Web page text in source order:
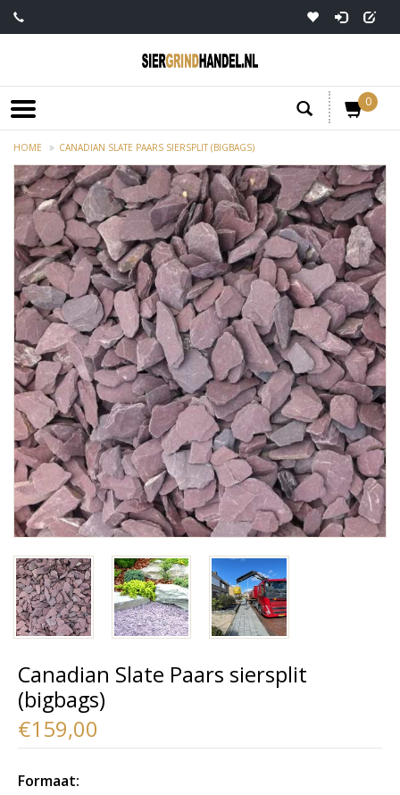
0
HOME CANADIAN SLATE PAARS SIERSPLIT (BIGBAGS)
Canadian Slate Paars siersplit
(bigbags)
€159,00
Formaat: